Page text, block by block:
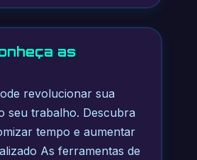
as
revolucionar sua
seu trabalho. Descubra
tempo e aumentar
As ferramentas de